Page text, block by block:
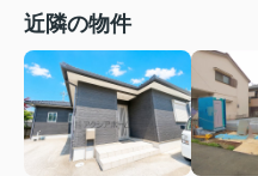
近隣の物件